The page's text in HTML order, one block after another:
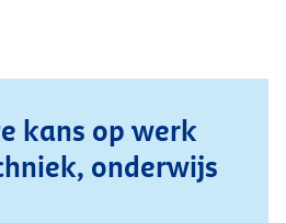
kans op werk
onderwijs